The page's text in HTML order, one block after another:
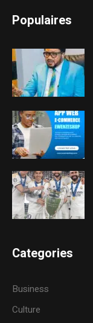
Populaires
Categories
Business
Culture